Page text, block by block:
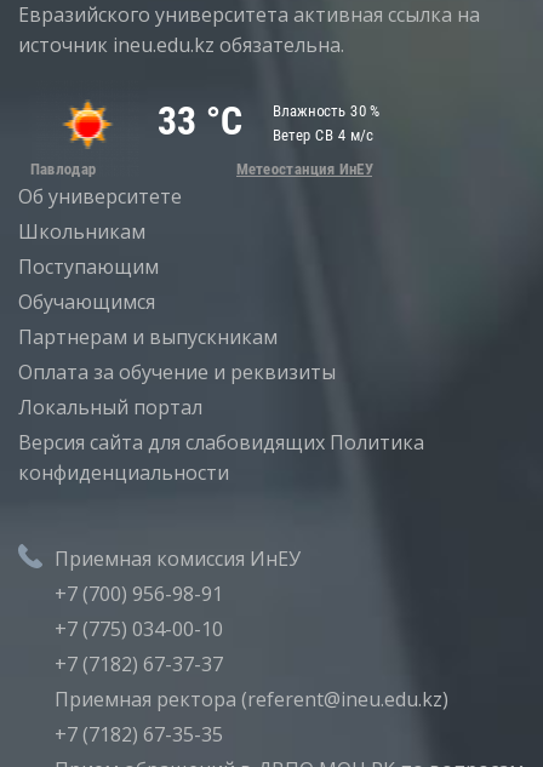
Евразийского университета активная ссылка на
источник ineu.edu.kz обязательна.
Об университете
Школьникам
Поступающим
Обучающимся
Партнерам и выпускникам
Оплата за обучение и реквизиты
Локальный портал
Версия сайта для слабовидящих Политика
конфиденциальности
Приемная комиссия ИнЕУ
+7 (700) 956-98-91
+7 (775) 034-00-10
+7 (7182) 67-37-37
Приемная ректора (referent@ineu.edu.kz)
+7 (7182) 67-35-35